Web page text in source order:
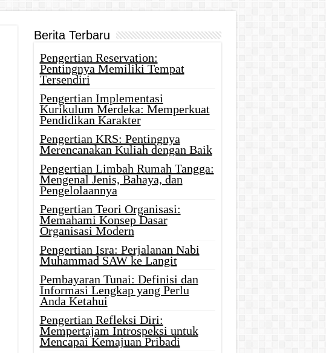
Berita Terbaru
Pengertian Reservation:
Pentingnya Memiliki Tempat
Tersendiri
Pengertian Implementasi
Kurikulum Merdeka: Memperkuat
Pendidikan Karakter
Pengertian KRS: Pentingnya
Merencanakan Kuliah dengan Baik
Pengertian Limbah Rumah Tangga:
Mengenal Jenis, Bahaya, dan
Pengelolaannya
Pengertian Teori Organisasi:
Memahami Konsep Dasar
Organisasi Modern
Pengertian Isra: Perjalanan Nabi
Muhammad SAW ke Langit
Pembayaran Tunai: Definisi dan
Informasi Lengkap yang Perlu
Anda Ketahui
Pengertian Refleksi Diri:
Mempertajam Introspeksi untuk
Mencapai Kemajuan Pribadi